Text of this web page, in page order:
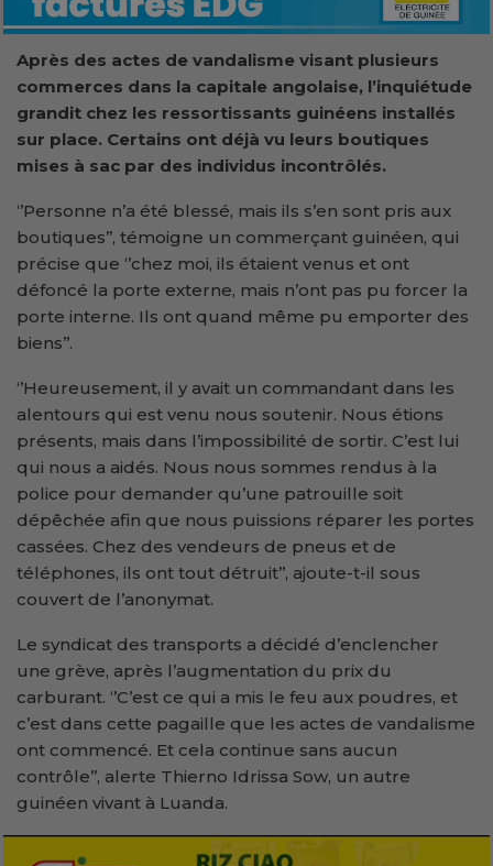
Après des actes de vandalisme visant plusieurs
commerces dans la capitale angolaise, l’inquiétude
grandit chez les ressortissants guinéens installés
sur place. Certains ont déjà vu leurs boutiques
mises à sac par des individus incontrôlés.
‘’Personne n’a été blessé, mais ils s’en sont pris aux
boutiques’’, témoigne un commerçant guinéen, qui
précise que ‘’chez moi, ils étaient venus et ont
défoncé la porte externe, mais n’ont pas pu forcer la
porte interne. Ils ont quand même pu emporter des
biens’’.
‘’Heureusement, il y avait un commandant dans les
alentours qui est venu nous soutenir. Nous étions
présents, mais dans l’impossibilité de sortir. C’est lui
qui nous a aidés. Nous nous sommes rendus à la
police pour demander qu’une patrouille soit
dépêchée afin que nous puissions réparer les portes
cassées. Chez des vendeurs de pneus et de
téléphones, ils ont tout détruit’’, ajoute-t-il sous
couvert de l’anonymat.
Le syndicat des transports a décidé d’enclencher
une grève, après l’augmentation du prix du
carburant. ‘’C’est ce qui a mis le feu aux poudres, et
c’est dans cette pagaille que les actes de vandalisme
ont commencé. Et cela continue sans aucun
contrôle’’, alerte Thierno Idrissa Sow, un autre
guinéen vivant à Luanda.